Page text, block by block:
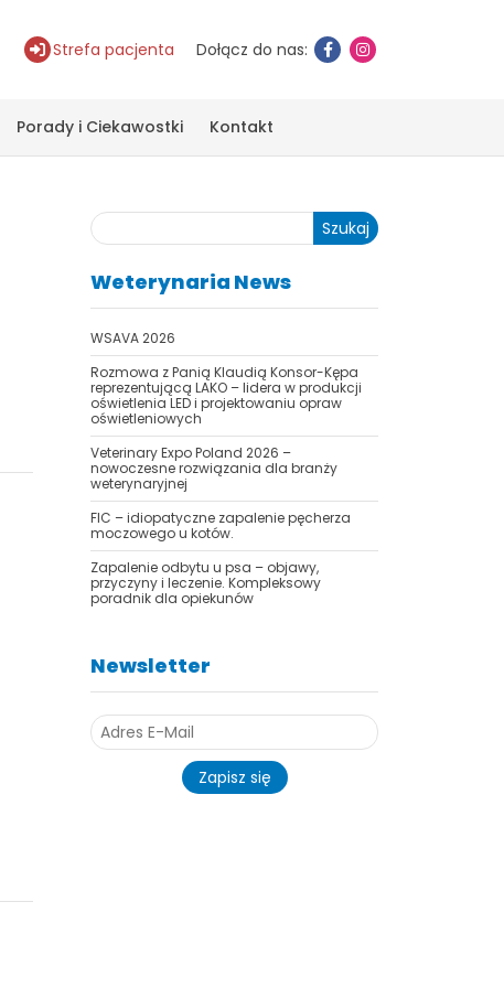
Strefa pacjenta Dołącz do nas:
Porady i Ciekawostki Kontakt
Szukaj
Weterynaria News
WSAVA 2026
Rozmowa z Panią Klaudią Konsor-Kępa
reprezentującą LAKO – lidera w produkcji
oświetlenia LED i projektowaniu opraw
oświetleniowych
Veterinary Expo Poland 2026 –
nowoczesne rozwiązania dla branży
weterynaryjnej
FIC – idiopatyczne zapalenie pęcherza
moczowego u kotów.
Zapalenie odbytu u psa – objawy,
przyczyny i leczenie. Kompleksowy
poradnik dla opiekunów
Newsletter
Zapisz się